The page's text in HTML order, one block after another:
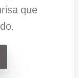
que